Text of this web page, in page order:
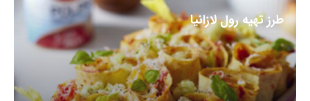
طرز تهیه رول لازانیا